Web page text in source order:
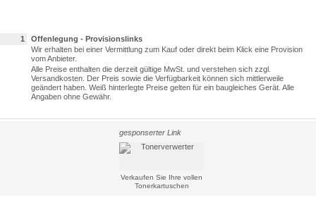
1
Offenlegung - Provisionslinks
Wir erhalten bei einer Vermittlung zum Kauf oder direkt beim Klick eine Provision
vom Anbieter.
Alle Preise enthalten die derzeit gültige MwSt. und verstehen sich zzgl.
Versandkosten. Der Preis sowie die Verfügbarkeit können sich mittlerweile
geändert haben. Weiß hinterlegte Preise gelten für ein baugleiches Gerät. Alle
Angaben ohne Gewähr.
gesponserter Link
Verkaufen Sie Ihre vollen
Tonerkartuschen